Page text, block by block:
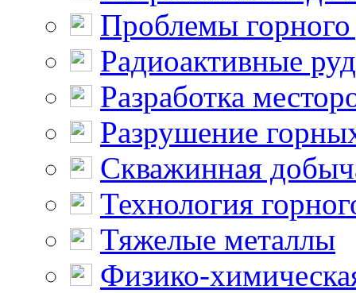
Проблемы горного
Радиоактивные
Разработка
Разрушение
Скважинная
Технология
Тяжелые металлы
Физико-